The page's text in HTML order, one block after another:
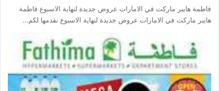
فاطمة هايبر ماركت في الامارات عروض جديدة لنهاية الاسبوع فاطمة
هايبر ماركت في الامارات عروض جديدة لنهاية الاسبوع نقدمها لكم…